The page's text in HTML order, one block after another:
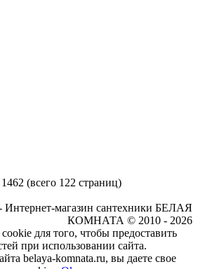
(всего 122 страниц)
Интернет-магазин сантехники БЕЛАЯ
КОМНАТА © 2010 - 2026
для того, чтобы предоставить
при использовании сайта.
belaya-komnata.ru, вы даете свое